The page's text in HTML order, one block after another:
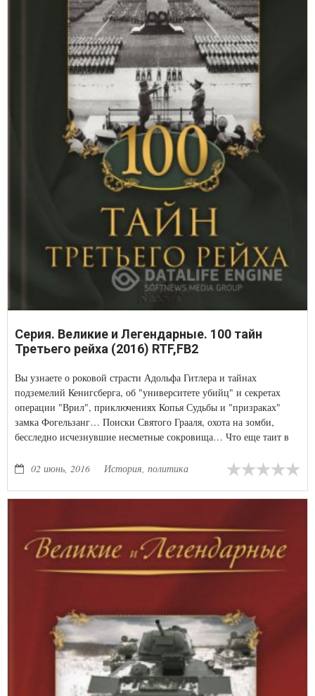
Серия. Великие и Легендарные. 100 тайн
Третьего рейха (2016) RTF,FB2
Вы узнаете о роковой страсти Адольфа Гитлера и тайнах
подземелий Кенигсберга, об "университете убийц" и секретах
операции "Врил", приключениях Копья Судьбы и "призраках"
замка Фогельзанг… Поиски Святого Грааля, охота на зомби,
бесследно исчезнувшие несметные сокровища… Что еще таит в
02 июнь, 2016
История, политика